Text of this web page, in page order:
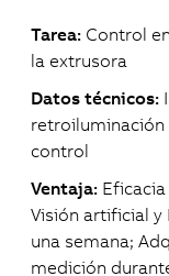
Tarea: Control
la extrusora
Datos técnicos:
control
Ventaja:
Visión artificial y
una semana;
medición